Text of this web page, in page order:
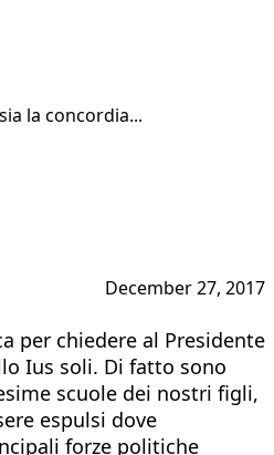
la concordia...
December 27, 2017
per chiedere al Presidente
Ius soli. Di fatto sono
scuole dei nostri figli,
espulsi dove
forze politiche